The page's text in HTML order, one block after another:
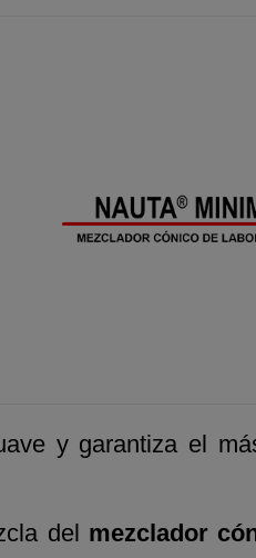
y garantiza el
del mezclador